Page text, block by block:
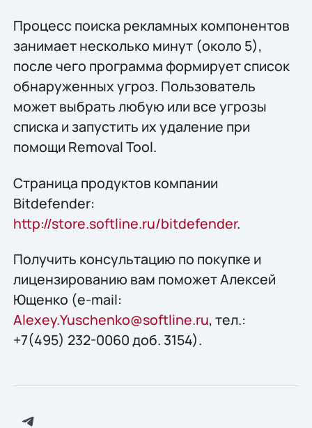
Процесс поиска рекламных компонентов
занимает несколько минут (около 5),
после чего программа формирует список
обнаруженных угроз. Пользователь
может выбрать любую или все угрозы
списка и запустить их удаление при
помощи Removal Tool.
Страница продуктов компании
Bitdefender:
http://store.softline.ru/bitdefender.
Получить консультацию по покупке и
лицензированию вам поможет Алексей
Ющенко (e-mail:
Alexey.Yuschenko@softline.ru, тел.:
+7(495) 232-0060 доб. 3154).